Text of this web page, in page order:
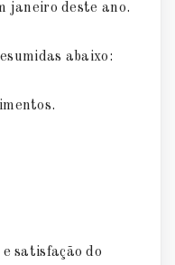
janeiro deste ano.
abaixo:
satisfação do